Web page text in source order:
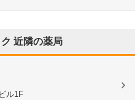
近隣の薬局
ル1F